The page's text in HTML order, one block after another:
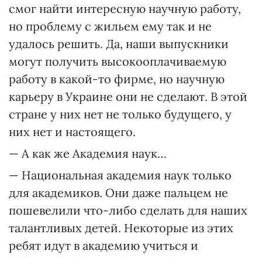
смог найти интересную научную работу,
но проблему с жильем ему так и не
удалось решить. Да, наши выпускники
могут получить высокооплачиваемую
работу в какой-то фирме, но научную
карьеру в Украине они не сделают. В этой
стране у них нет не только будущего, у
них нет и настоящего.
— А как же Академия наук…
— Национальная академия наук только
для академиков. Они даже пальцем не
пошевелили что-либо сделать для наших
талантливых детей. Некоторые из этих
ребят идут в академию учиться и